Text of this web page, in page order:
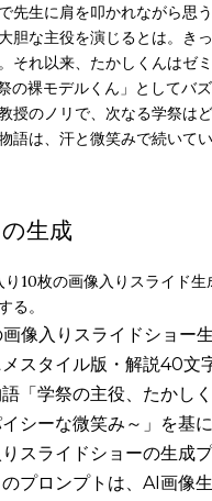
先生に肩を叩かれながら思
胆な主役を演じるとは。き
それ以来、たかしくんはゼミ
の裸モデルくん」としてバ
授のノリで、次なる学祭は
語は、汗と微笑みで続いてい
生成
10枚の画像入りスライド生
る。
像入りスライドショー
メスタイル版・解説40文
「学祭の主役、たかし
シーな微笑み～」を基
スライドショーの生成
プロンプトは、AI画像